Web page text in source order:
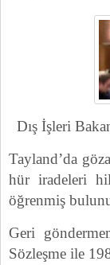
Dış İşleri
Tayland’da
hür iradeleri
öğrenmiş
Geri
Sözleşme ile